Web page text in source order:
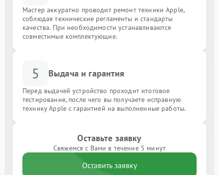
Мастер аккуратно проводит ремонт техники Apple,
соблюдая технические регламенты и стандарты
качества. При необходимости устанавливаются
совместимые комплектующие.
5 Выдача и гарантия
Перед выдачей устройство проходит итоговое
тестирование, после чего вы получаете исправную
технику Apple с гарантией на выполненные работы.
Оставьте заявку
Свяжемся с Вами в течение 5 минут
Оставить заявку